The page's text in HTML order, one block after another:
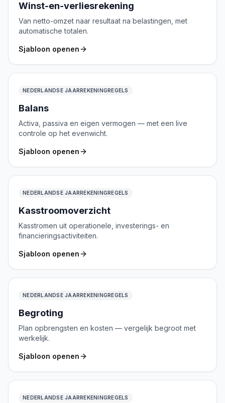
Winst-en-verliesrekening
Van netto-omzet naar resultaat na belastingen, met
automatische totalen.
Sjabloon openen
NEDERLANDSE JAARREKENINGREGELS
Balans
Activa, passiva en eigen vermogen — met een live
controle op het evenwicht.
Sjabloon openen
NEDERLANDSE JAARREKENINGREGELS
Kasstroomoverzicht
Kasstromen uit operationele, investerings- en
financieringsactiviteiten.
Sjabloon openen
NEDERLANDSE JAARREKENINGREGELS
Begroting
Plan opbrengsten en kosten — vergelijk begroot met
werkelijk.
Sjabloon openen
NEDERLANDSE JAARREKENINGREGELS